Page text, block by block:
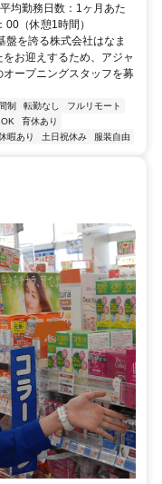
均勤務日数：1ヶ月あた
（休憩1時間）
盤を誇る株式会社はなま
お迎えするため、アジャ
ープニングスタッフを募
制 転勤なし
フルリモート
OK
育休あり
暇あり 土日祝休み 服装自由